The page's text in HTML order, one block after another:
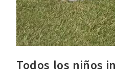
Todos los niños